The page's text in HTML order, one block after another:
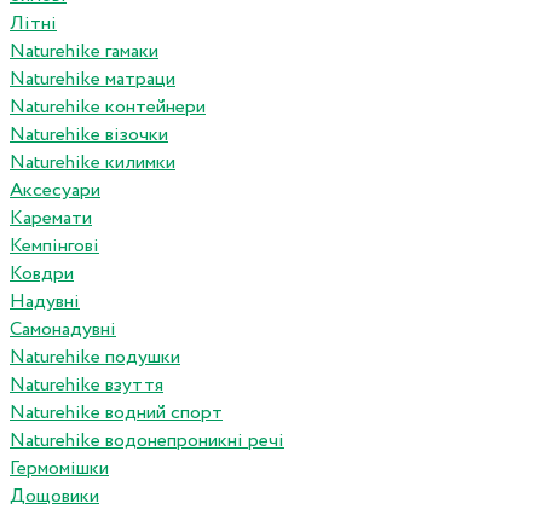
Літні
Naturehike гамаки
Naturehike матраци
Naturehike контейнери
Naturehike візочки
Naturehike килимки
Аксесуари
Каремати
Кемпінгові
Ковдри
Надувні
Самонадувні
Naturehike подушки
Naturehike взуття
Naturehike водний спорт
Naturehike водонепроникні речі
Гермомішки
Дощовики